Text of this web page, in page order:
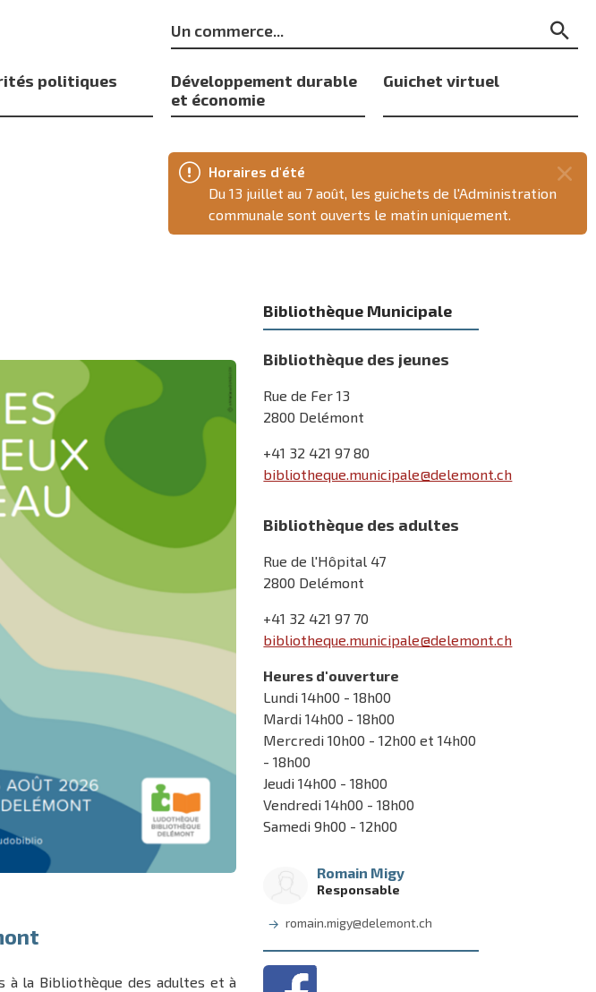
Horaires d'été
Du 13 juillet au 7 août, les guichets de l'Administration
communale sont ouverts le matin uniquement.
Mots
clés
politiques
Développement durable
et économie
Guichet virtuel
à la Bibliothèque des adultes et à
Bibliothèque Municipale
Bibliothèque des jeunes
Rue de Fer 13
2800 Delémont
+41 32 421 97 80
bibliotheque.municipale@delemont.ch
Bibliothèque des adultes
Rue de l'Hôpital 47
2800 Delémont
+41 32 421 97 70
bibliotheque.municipale@delemont.ch
Heures d'ouverture
Lundi 14h00 - 18h00
Mardi 14h00 - 18h00
Mercredi 10h00 - 12h00 et 14h00
- 18h00
Jeudi 14h00 - 18h00
Vendredi 14h00 - 18h00
Samedi 9h00 - 12h00
Romain Migy
Responsable
romain.migy@delemont.ch